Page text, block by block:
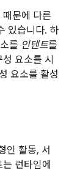
문에 다른
있습니다. 하
를 인텐트를
요소를 시
요소를 활성
인 활동, 서
런타임에